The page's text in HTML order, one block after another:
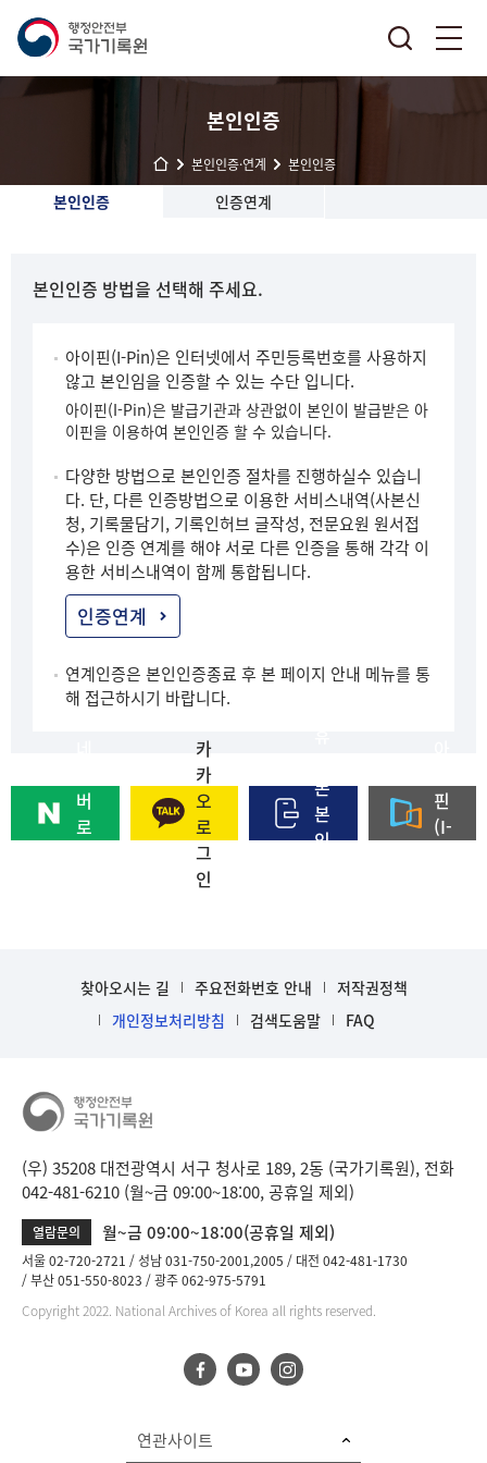
본인인증
본인인증·연계 본인인증
본인인증 인증연계
본인인증 방법을 선택해 주세요.
아이핀(I-Pin)은 인터넷에서 주민등록번호를 사용하지
않고 본인임을 인증할 수 있는 수단 입니다.
아이핀(I-Pin)은 발급기관과 상관없이 본인이 발급받은 아
이핀을 이용하여 본인인증 할 수 있습니다.
다양한 방법으로 본인인증 절차를 진행하실수 있습니
다. 단, 다른 인증방법으로 이용한 서비스내역(사본신
청, 기록물담기, 기록인허브 글작성, 전문요원 원서접
수)은 인증 연계를 해야 서로 다른 인증을 통해 각각 이
용한 서비스내역이 함께 통합됩니다.
인증연계
연계인증은 본인인증종료 후 본 페이지 안내 메뉴를 통
해 접근하시기 바랍니다.
버
로
카
카
오
로
그
인
폰
본
인
핀
(I-
찾아오시는 길 주요전화번호 안내
저작권정책
개인정보처리방침
검색도움말 FAQ
(우) 35208 대전광역시 서구 청사로 189, 2동 (국가기록원), 전화
042-481-6210 (월~금 09:00~18:00, 공휴일 제외)
열람문의 월~금 09:00~18:00(공휴일 제외)
서울 02-720-2721 성남 031-750-2001,2005
대전 042-481-1730
부산 051-550-8023
광주 062-975-5791
Copyright 2022. National Archives of Korea all rights reserved.
연관사이트